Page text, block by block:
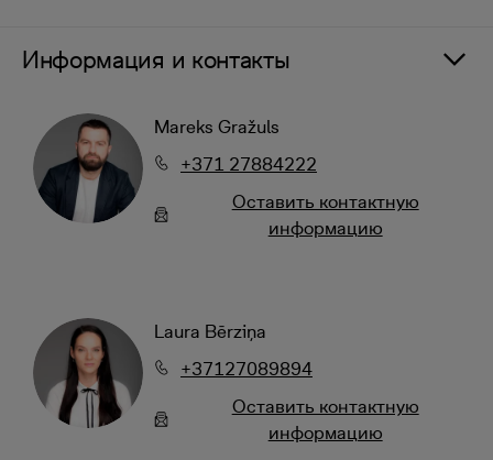
Информация и контакты
Mareks Gražuls
+371 27884222
Oставить контактную
информацию
Laura Bērziņa
+37127089894
Oставить контактную
информацию